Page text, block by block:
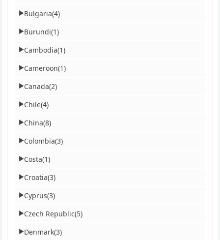
▶Bulgaria(4)
▶Burundi(1)
▶Cambodia(1)
▶Cameroon(1)
▶Canada(2)
▶Chile(4)
▶China(8)
▶Colombia(3)
▶Costa(1)
▶Croatia(3)
▶Cyprus(3)
▶Czech Republic(5)
▶Denmark(3)